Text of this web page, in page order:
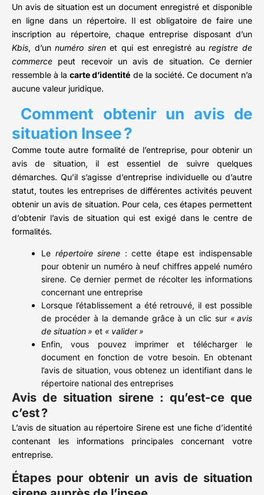
Un avis de situation est un document enregistré et disponible
en ligne dans un répertoire. Il est obligatoire de faire une
inscription au répertoire, chaque entreprise disposant d’un
Kbis, d’unnuméro sirenet qui est enregistré auregistre de
commerce peut recevoir un avis de situation. Ce dernier
ressemble à lacarte d’identité de la société. Ce document n’a
aucune valeur juridique.
Comment obtenir un avis de
situation Insee ?
Comme toute autre formalité de l’entreprise, pour obtenir un
avis de situation, il est essentiel de suivre quelques
démarches. Qu’il s’agisse d’entreprise individuelle ou d’autre
statut, toutes les entreprises de différentes activités peuvent
obtenir un avis de situation. Pour cela, ces étapes permettent
d’obtenir l’avis de situation qui est exigé dans le centre de
formalités.
Le répertoire sirene : cette étape est indispensable
pour obtenir un numéro à neuf chiffres appelé numéro
sirene. Ce dernier permet de récolter les informations
concernant une entreprise
Lorsque l’établissement a été retrouvé, il est possible
de procéder à la demande grâce à un clic sur « avis
de situation » et « valider »
Enfin, vous pouvez imprimer et télécharger le
document en fonction de votre besoin. En obtenant
l’avis de situation, vous obtenez un identifiant dans le
répertoire national des entreprises
Avis de situation sirene : qu’est-ce que
c’est ?
L’avis de situation au répertoire Sirene est une fiche d’identité
contenant les informations principales concernant votre
entreprise.
Étapes pour obtenir un avis de situation